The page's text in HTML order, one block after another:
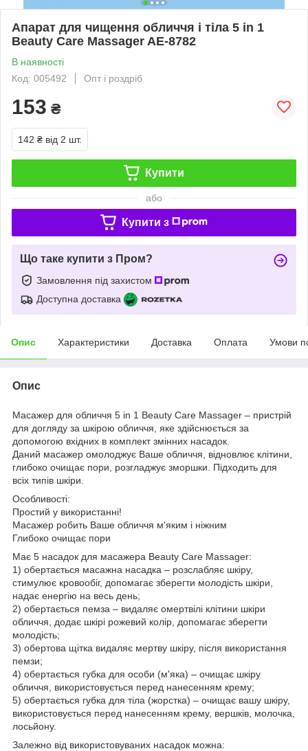
Апарат для чищення обличчя і тіла 5 in 1
Beauty Care Massager AE-8782
В наявності
Код: 005492
Опт і роздріб
153 ₴
142 ₴ від 2 шт.
Купити
або
Купити з
Що таке купити з Пром?
Замовлення під захистом
Доступна доставка
Опис Характеристики Доставка Оплата Умови
Опис
Масажер для обличчя 5 in 1 Beauty Care Massager – пристрій
для догляду за шкірою обличчя, яке здійснюється за
допомогою вхідних в комплект змінних насадок.
Даний масажер омолоджує Ваше обличчя, відновлює клітини,
глибоко очищає пори, розгладжує зморшки. Підходить для
всіх типів шкіри.
Особливості:
Простий у використанні!
Масажер робить Ваше обличчя м'яким і ніжним
Глибоко очищає пори
Має 5 насадок для масажера Beauty Care Massager:
1) обертається масажна насадка – розслабляє шкіру,
стимулює кровообіг, допомагає зберегти молодість шкіри,
надає енергію на весь день;
2) обертається пемза – видаляє омертвілі клітини шкіри
обличчя, додає шкірі рожевий колір, допомагає зберегти
молодість;
3) обертова щітка видаляє мертву шкіру, після використання
пемзи;
4) обертається губка для особи (м'яка) – очищає шкіру
обличчя, використовується перед нанесенням крему;
5) обертається губка для тіла (жорстка) – очищає вашу шкіру,
використовується перед нанесенням крему, вершків, молочка,
лосьйону.
Залежно від використовуваних насадок можна: